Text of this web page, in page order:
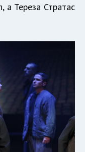
а Тереза Стратас